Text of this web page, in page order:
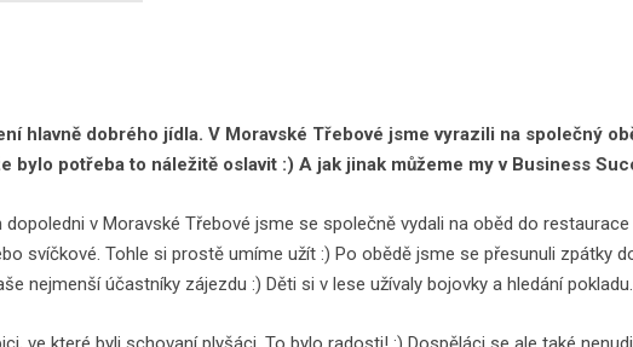
hlavně dobrého jídla. V Moravské Třebové jsme vyrazili na společný
bylo potřeba to náležitě oslavit :) A jak jinak můžeme my v Business
v Moravské Třebové jsme se společně vydali na oběd do
svíčkové. Tohle si prostě umíme užít :) Po obědě jsme se přesunuli zpátky
nejmenší účastníky zájezdu :) Děti si v lese užívaly bojovky a hledání